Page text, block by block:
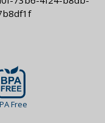
Free